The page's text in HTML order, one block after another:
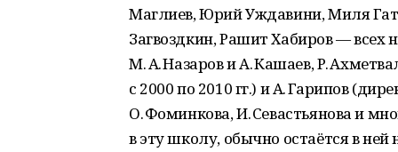
Маглиев, Юрий Уждавини, Миля
Загвоздкин, Рашит Хабиров — всех
М. А. Назаров и А. Кашаев, Р.
с 2000 по 2010 гг.) и А. Гарипов
О. Фоминкова, И. Севастьянова и
в эту школу, обычно остаётся в